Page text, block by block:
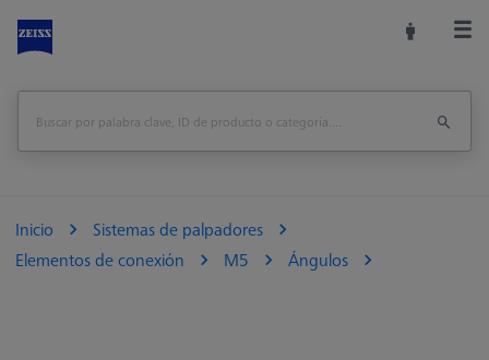
Inicio
Sistemas de palpadores
Elementos de conexión
M5 Ángulos